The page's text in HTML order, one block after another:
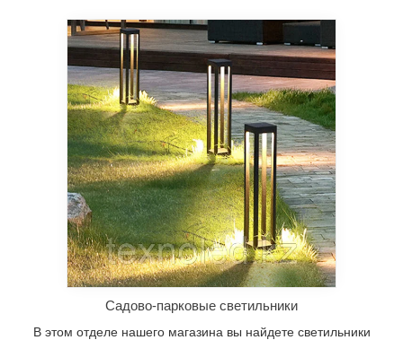
Садово-парковые светильники
В этом отделе нашего магазина вы найдете светильники